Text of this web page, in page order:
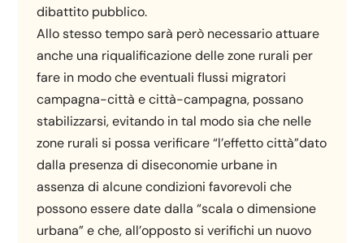
dibattito pubblico.
Allo stesso tempo sarà però necessario attuare
anche una riqualificazione delle zone rurali per
fare in modo che eventuali flussi migratori
campagna-città e città-campagna, possano
stabilizzarsi, evitando in tal modo sia che nelle
zone rurali si possa verificare “l’effetto città”dato
dalla presenza di diseconomie urbane in
assenza di alcune condizioni favorevoli che
possono essere date dalla “scala o dimensione
urbana” e che, all’opposto si verifichi un nuovo